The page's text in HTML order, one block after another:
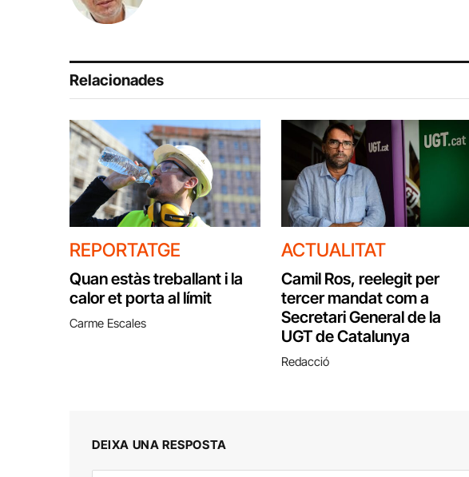
Relacionades
REPORTATGE
Quan estàs treballant i la
calor et porta al límit
Carme Escales
ACTUALITAT
Camil Ros, reelegit per
tercer mandat com a
Secretari General de la
UGT de Catalunya
Redacció
DEIXA UNA RESPOSTA